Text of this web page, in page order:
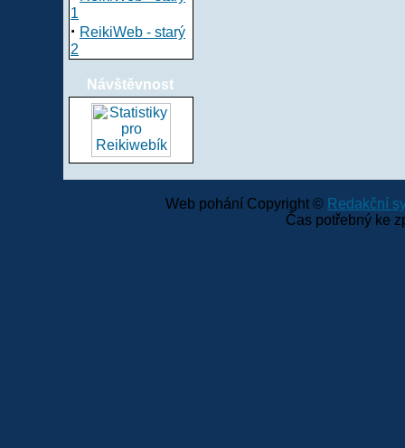
1
· ReikiWeb - starý
2
Návštěvnost
Web pohání Copyright © Redakční
Čas potřebný ke